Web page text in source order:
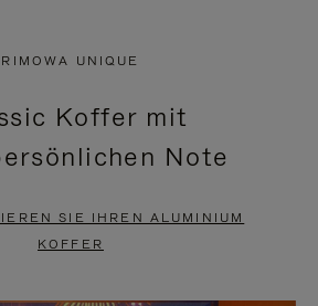
RIMOWA UNIQUE
Koffer mit
Note
SIE IHREN ALUMINIUM
KOFFER